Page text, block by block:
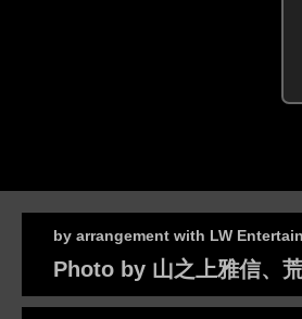
by arrangement with LW
Photo by 山之上雅信、